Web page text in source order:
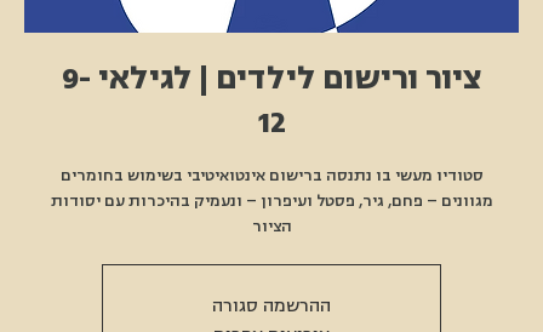
ציור ורישום לילדים | לגילאי 9-
12
סטודיו מעשי בו נתנסה ברישום אינטואיטיבי בשימוש בחומרים
מגוונים – פחם, גיר, פסטל ועיפרון – ונעמיק בהיכרות עם יסודות
הציור
ההרשמה סגורה